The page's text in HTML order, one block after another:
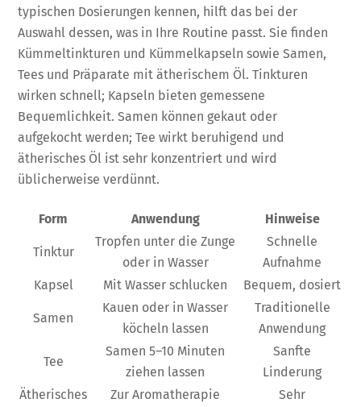
typischen Dosierungen kennen, hilft das bei der
Auswahl dessen, was in Ihre Routine passt. Sie finden
Kümmeltinkturen und Kümmelkapseln sowie Samen,
Tees und Präparate mit ätherischem Öl. Tinkturen
wirken schnell; Kapseln bieten gemessene
Bequemlichkeit. Samen können gekaut oder
aufgekocht werden; Tee wirkt beruhigend und
ätherisches Öl ist sehr konzentriert und wird
üblicherweise verdünnt.
Form Anwendung Hinweise
Tinktur
Tropfen unter die Zunge
oder in Wasser
Schnelle
Aufnahme
Kapsel
Mit Wasser schlucken Bequem, dosiert
Samen
Kauen oder in Wasser
köcheln lassen
Traditionelle
Anwendung
Tee
Samen 5–10 Minuten
ziehen lassen
Sanfte
Linderung
Ätherisches
Zur Aromatherapie
Sehr